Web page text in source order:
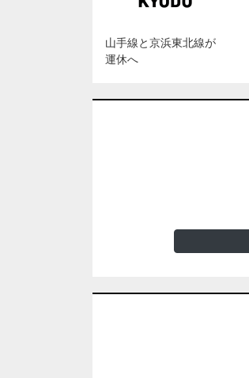
山手線と京浜東北線が
運休へ